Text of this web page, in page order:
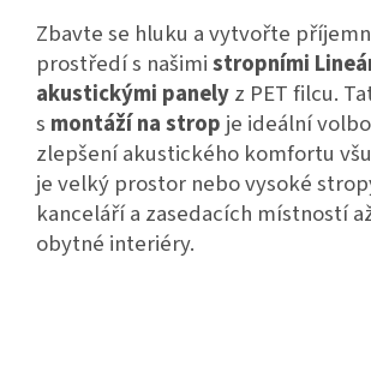
Zbavte se hluku a vytvořte
prostředí s našimistropními
akustickými panelyz PET filcu.
s montáží na strop je ideální
zlepšení akustického komfortu
je velký prostor nebo vysoké
kanceláří a zasedacích místností
obytné interiéry.